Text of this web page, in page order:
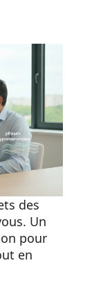
des
Un
pour
en